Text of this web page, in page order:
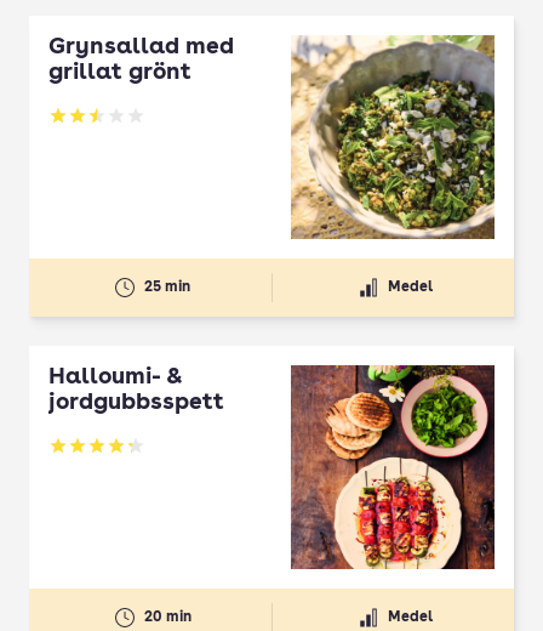
Grynsallad med
grillat grönt
Betyg: 2.5 av 5
25 min Medel
Halloumi- &
jordgubbsspett
Betyg: 4.3 av 5
20 min Medel